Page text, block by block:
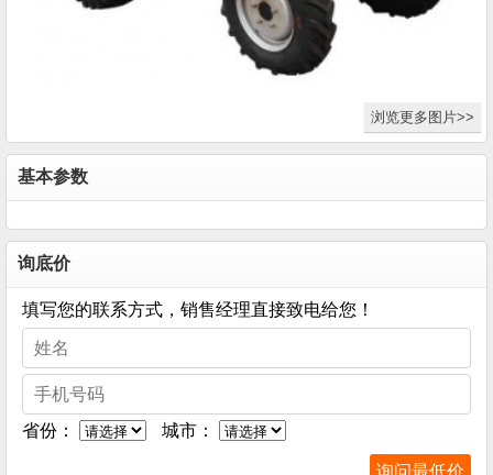
浏览更多图片>>
基本参数
询底价
填写您的联系方式，销售经理直接致电给您！
省份： 城市：